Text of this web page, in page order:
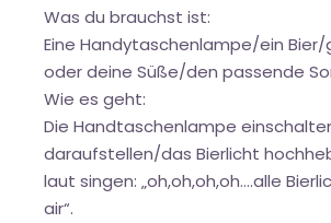
Was du brauchst ist:
Eine Handytaschenlampe/ein
oder deine Süße/den passende
Wie es geht:
Die Handtaschenlampe
daraufstellen/das Bierlicht
laut singen: „oh,oh,oh,oh….alle
air“.